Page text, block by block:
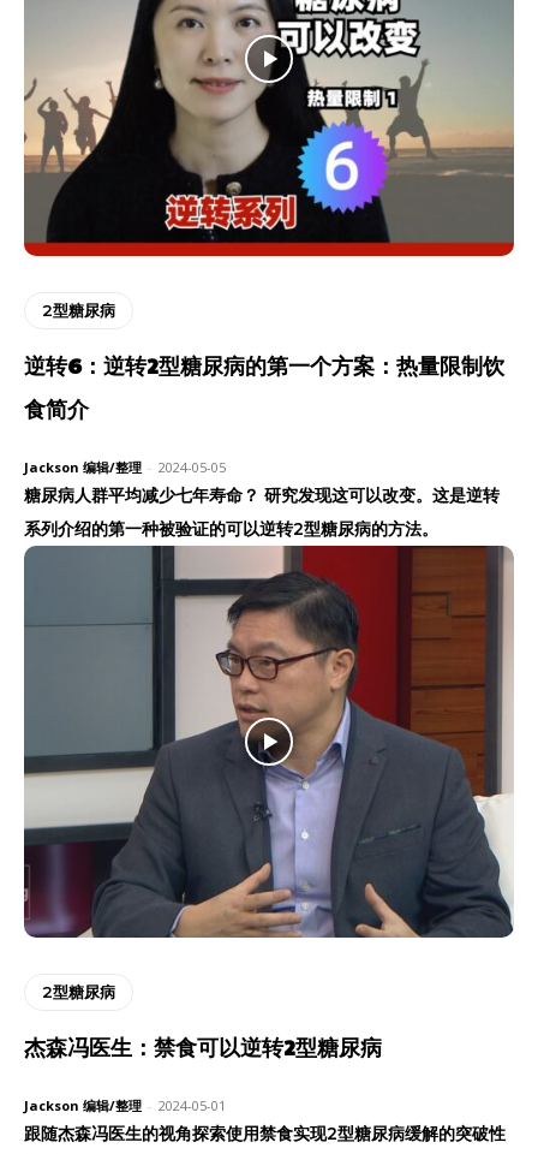
2型糖尿病
逆转6：逆转2型糖尿病的第一个方案：热量限制饮
食简介
Jackson 编辑/整理 - 2024-05-05
糖尿病人群平均减少七年寿命？ 研究发现这可以改变。这是逆转
系列介绍的第一种被验证的可以逆转2型糖尿病的方法。
2型糖尿病
杰森冯医生：禁食可以逆转2型糖尿病
Jackson 编辑/整理 - 2024-05-01
跟随杰森冯医生的视角探索使用禁食实现2型糖尿病缓解的突破性